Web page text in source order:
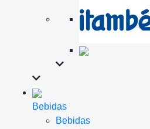
Bebidas
Bebidas